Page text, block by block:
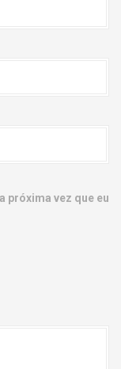
próxima vez que eu